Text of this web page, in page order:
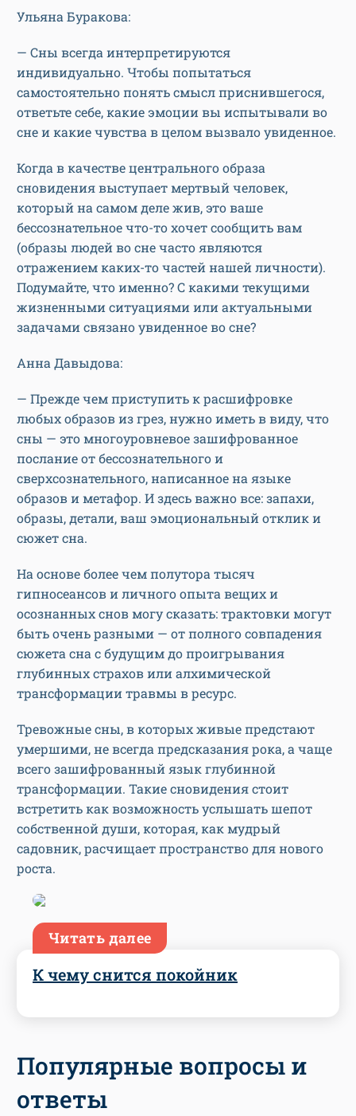
Ульяна Буракова:
— Сны всегда интерпретируются
индивидуально. Чтобы попытаться
самостоятельно понять смысл приснившегося,
ответьте себе, какие эмоции вы испытывали во
сне и какие чувства в целом вызвало увиденное.
Когда в качестве центрального образа
сновидения выступает мертвый человек,
который на самом деле жив, это ваше
бессознательное что-то хочет сообщить вам
(образы людей во сне часто являются
отражением каких-то частей нашей личности).
Подумайте, что именно? С какими текущими
жизненными ситуациями или актуальными
задачами связано увиденное во сне?
Анна Давыдова:
— Прежде чем приступить к расшифровке
любых образов из грез, нужно иметь в виду, что
сны — это многоуровневое зашифрованное
послание от бессознательного и
сверхсознательного, написанное на языке
образов и метафор. И здесь важно все: запахи,
образы, детали, ваш эмоциональный отклик и
сюжет сна.
На основе более чем полутора тысяч
гипносеансов и личного опыта вещих и
осознанных снов могу сказать: трактовки могут
быть очень разными — от полного совпадения
сюжета сна с будущим до проигрывания
глубинных страхов или алхимической
трансформации травмы в ресурс.
Тревожные сны, в которых живые предстают
умершими, не всегда предсказания рока, а чаще
всего зашифрованный язык глубинной
трансформации. Такие сновидения стоит
встретить как возможность услышать шепот
собственной души, которая, как мудрый
садовник, расчищает пространство для нового
роста.
Читать далее
К чему снится покойник
Популярные вопросы и
ответы